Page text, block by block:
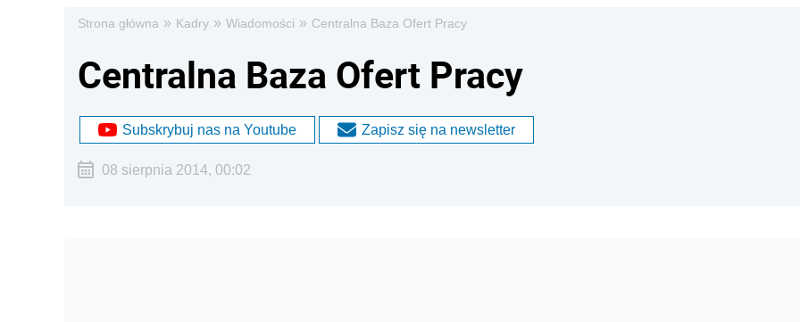
Strona główna » Kadry » Wiadomości » Centralna Baza Ofert Pracy
Centralna Baza Ofert Pracy
Subskrybuj nas na Youtube Zapisz się na newsletter
08 sierpnia 2014, 00:02